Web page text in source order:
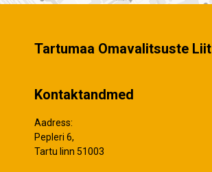
Tartumaa Omavalitsuste Liit
Kontaktandmed
Aadress:
Pepleri 6,
Tartu linn 51003